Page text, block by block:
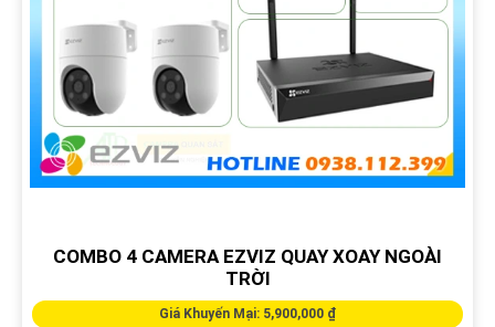
COMBO 4 CAMERA EZVIZ QUAY XOAY NGOÀI
TRỜI
Giá Khuyến Mại: 5,900,000 ₫